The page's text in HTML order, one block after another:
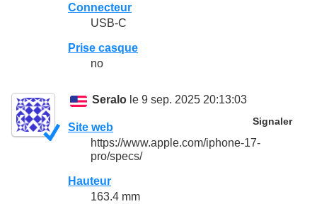
Connecteur
USB-C
Prise casque
no
Seralo le 9 sep. 2025 20:13:03
Signaler
Site web
https://www.apple.com/iphone-17-
pro/specs/
Hauteur
163.4 mm